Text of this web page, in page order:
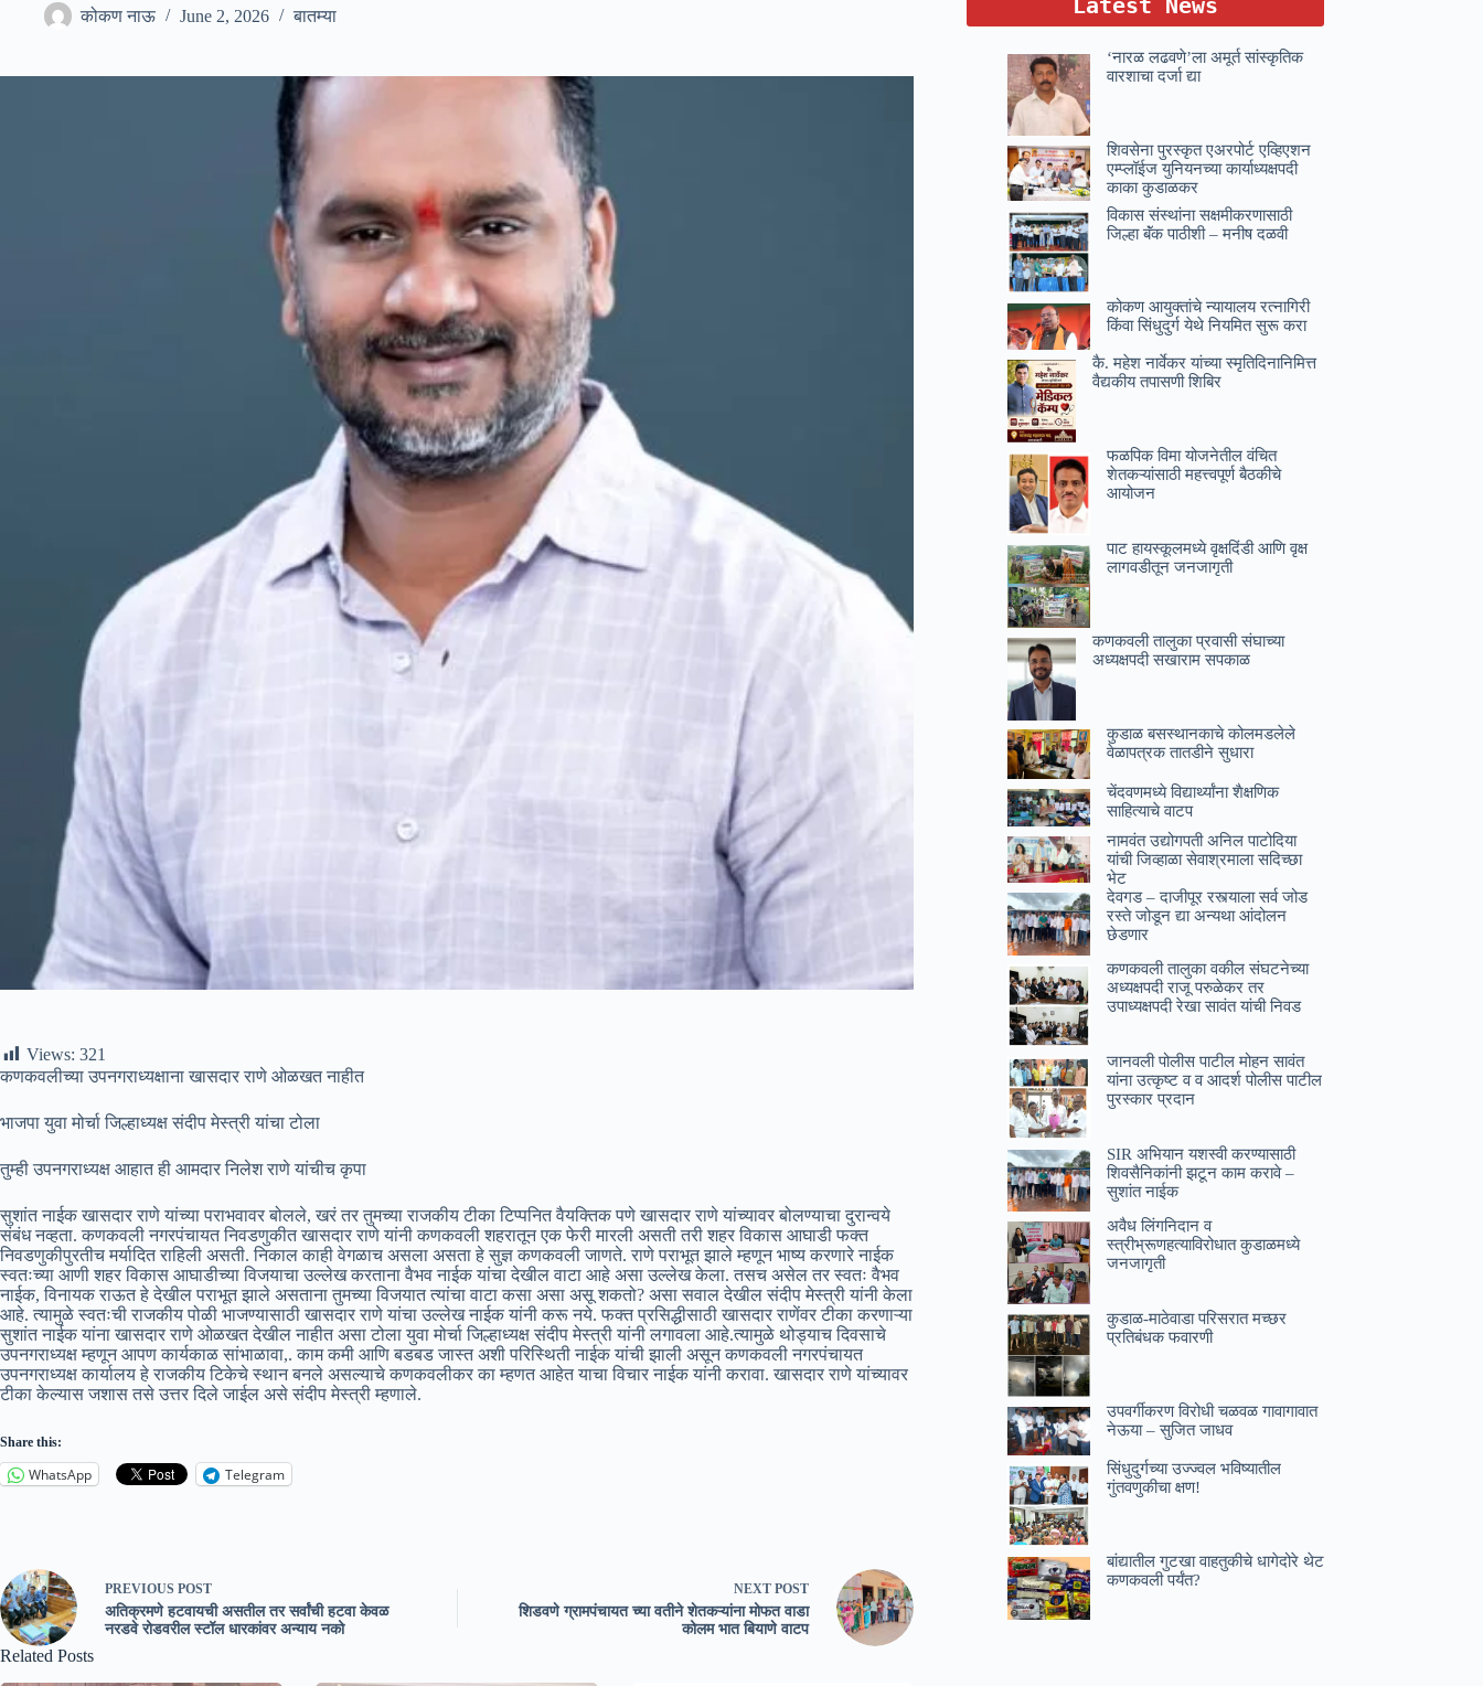
कोकण नाऊ June 2, 2026 बातम्या
Views: 321
कणकवलीच्या उपनगराध्यक्षाना खासदार राणे ओळखत नाहीत
भाजपा युवा मोर्चा जिल्हाध्यक्ष संदीप मेस्त्री यांचा टोला
तुम्ही उपनगराध्यक्ष आहात ही आमदार निलेश राणे यांचीच कृपा
सुशांत नाईक खासदार राणे यांच्या पराभवावर बोलले, खरं तर तुमच्या राजकीय टीका टिप्पनित वैयक्तिक पणे खासदार राणे यांच्यावर बोलण्याचा दुरान्वये
संबंध नव्हता. कणकवली नगरपंचायत निवडणुकीत खासदार राणे यांनी कणकवली शहरातून एक फेरी मारली असती तरी शहर विकास आघाडी फक्त
निवडणुकीपुरतीच मर्यादित राहिली असती. निकाल काही वेगळाच असला असता हे सुज्ञ कणकवली जाणते. राणे पराभूत झाले म्हणून भाष्य करणारे नाईक
स्वतःच्या आणी शहर विकास आघाडीच्या विजयाचा उल्लेख करताना वैभव नाईक यांचा देखील वाटा आहे असा उल्लेख केला. तसच असेल तर स्वतः वैभव
नाईक, विनायक राऊत हे देखील पराभूत झाले असताना तुमच्या विजयात त्यांचा वाटा कसा असा असू शकतो? असा सवाल देखील संदीप मेस्त्री यांनी केला
आहे. त्यामुळे स्वतःची राजकीय पोळी भाजण्यासाठी खासदार राणे यांचा उल्लेख नाईक यांनी करू नये. फक्त प्रसिद्धीसाठी खासदार राणेंवर टीका करणाऱ्या
सुशांत नाईक यांना खासदार राणे ओळखत देखील नाहीत असा टोला युवा मोर्चा जिल्हाध्यक्ष संदीप मेस्त्री यांनी लगावला आहे.त्यामुळे थोड्याच दिवसाचे
उपनगराध्यक्ष म्हणून आपण कार्यकाळ सांभाळावा,. काम कमी आणि बडबड जास्त अशी परिस्थिती नाईक यांची झाली असून कणकवली नगरपंचायत
उपनगराध्यक्ष कार्यालय हे राजकीय टिकेचे स्थान बनले असल्याचे कणकवलीकर का म्हणत आहेत याचा विचार नाईक यांनी करावा. खासदार राणे यांच्यावर
टीका केल्यास जशास तसे उत्तर दिले जाईल असे संदीप मेस्त्री म्हणाले.
Share this:
WhatsApp Telegram
PREVIOUS POST
अतिक्रमणे हटवायची असतील तर सर्वांची हटवा केवळ
नरडवे रोडवरील स्टॉल धारकांवर अन्याय नको
NEXT POST
शिडवणे ग्रामपंचायत च्या वतीने शेतकऱ्यांना मोफत वाडा
कोलम भात बियाणे वाटप
Related Posts
Latest News
‘नारळ लढवणे’ला अमूर्त सांस्कृतिक
वारशाचा दर्जा द्या
शिवसेना पुरस्कृत एअरपोर्ट एव्हिएशन
एम्प्लॉईज युनियनच्या कार्याध्यक्षपदी
काका कुडाळकर
विकास संस्थांना सक्षमीकरणासाठी
जिल्हा बॅंक पाठीशी – मनीष दळवी
कोकण आयुक्तांचे न्यायालय रत्नागिरी
किंवा सिंधुदुर्ग येथे नियमित सुरू करा
कै. महेश नार्वेकर यांच्या स्मृतिदिनानिमित्त
वैद्यकीय तपासणी शिबिर
फळपिक विमा योजनेतील वंचित
शेतकऱ्यांसाठी महत्त्वपूर्ण बैठकीचे
आयोजन
पाट हायस्कूलमध्ये वृक्षदिंडी आणि वृक्ष
लागवडीतून जनजागृती
कणकवली तालुका प्रवासी संघाच्या
अध्यक्षपदी सखाराम सपकाळ
कुडाळ बसस्थानकाचे कोलमडलेले
वेळापत्रक तातडीने सुधारा
चेंदवणमध्ये विद्यार्थ्यांना शैक्षणिक
साहित्याचे वाटप
नामवंत उद्योगपती अनिल पाटोदिया
यांची जिव्हाळा सेवाश्रमाला सदिच्छा
भेट
देवगड – दाजीपूर रस्त्याला सर्व जोड
रस्ते जोडून द्या अन्यथा आंदोलन
छेडणार
कणकवली तालुका वकील संघटनेच्या
अध्यक्षपदी राजू परुळेकर तर
उपाध्यक्षपदी रेखा सावंत यांची निवड
जानवली पोलीस पाटील मोहन सावंत
यांना उत्कृष्ट व व आदर्श पोलीस पाटील
पुरस्कार प्रदान
SIR अभियान यशस्वी करण्यासाठी
शिवसैनिकांनी झटून काम करावे –
सुशांत नाईक
अवैध लिंगनिदान व
स्त्रीभ्रूणहत्याविरोधात कुडाळमध्ये
जनजागृती
कुडाळ-माठेवाडा परिसरात मच्छर
प्रतिबंधक फवारणी
उपवर्गीकरण विरोधी चळवळ गावागावात
नेऊया – सुजित जाधव
सिंधुदुर्गच्या उज्ज्वल भविष्यातील
गुंतवणुकीचा क्षण!
बांद्यातील गुटखा वाहतुकीचे धागेदोरे थेट
कणकवली पर्यंत?